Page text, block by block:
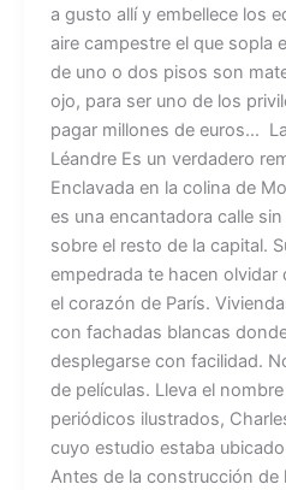
a gusto allí y embellece los
aire campestre el que sopla
de uno o dos pisos son
ojo, para ser uno de los
pagar millones de euros…
Léandre Es un verdadero
Enclavada en la colina de
es una encantadora calle
sobre el resto de la capital.
empedrada te hacen olvidar
el corazón de París.
con fachadas blancas
desplegarse con facilidad.
de películas. Lleva el
periódicos ilustrados,
cuyo estudio estaba
Antes de la construcción de